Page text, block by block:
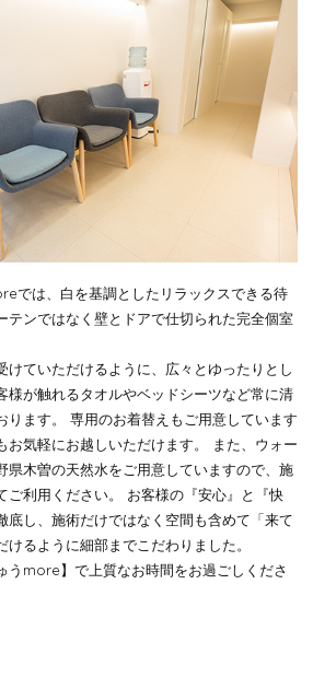
では、白を基調としたリラックスできる待
テンではなく壁とドアで仕切られた完全個室
けていただけるように、広々とゆったりとし
様が触れるタオルやベッドシーツなど常に清
ります。 専用のお着替えもご用意しています
お気軽にお越しいただけます。 また、ウォー
県木曽の天然水をご用意していますので、施
ご利用ください。 お客様の『安心』と『快
底し、施術だけではなく空間も含めて「来て
るように細部までこだわりました。
うmore】で上質なお時間をお過ごしくださ